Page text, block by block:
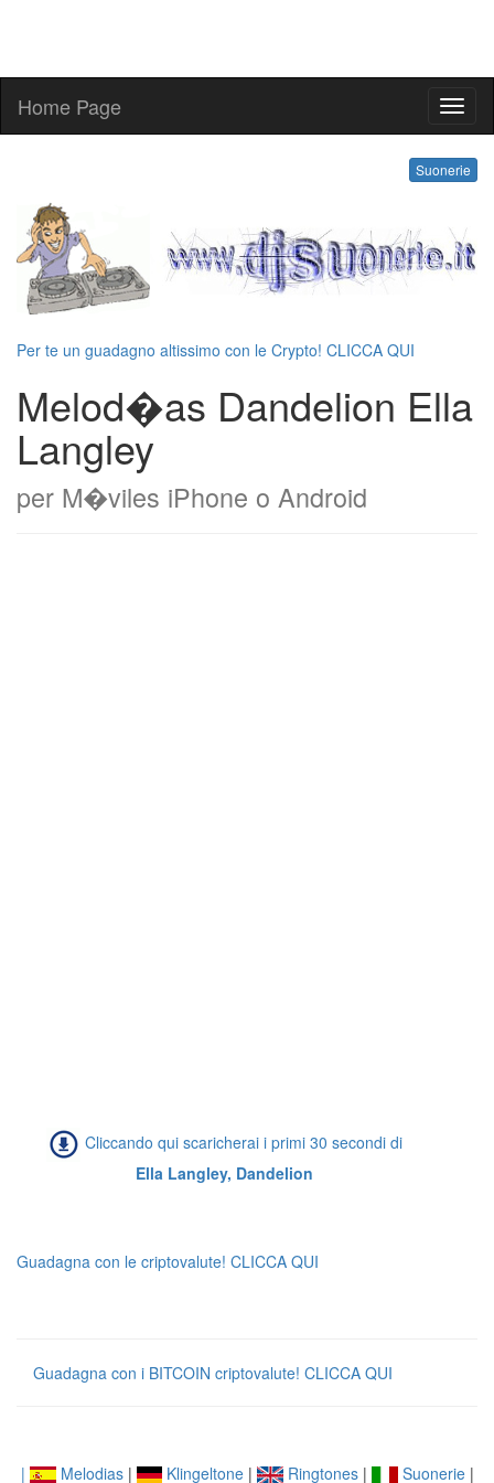
Home Page
Suonerie
Per te un guadagno altissimo con le Crypto! CLICCA QUI
Melod�as Dandelion Ella
Langley
per M�viles iPhone o Android
Cliccando qui scaricherai i primi 30 secondi di
Ella Langley, Dandelion
Guadagna con le criptovalute! CLICCA QUI
Guadagna con i BITCOIN criptovalute! CLICCA QUI
| Melodias| Klingeltone| Ringtones| Suonerie|